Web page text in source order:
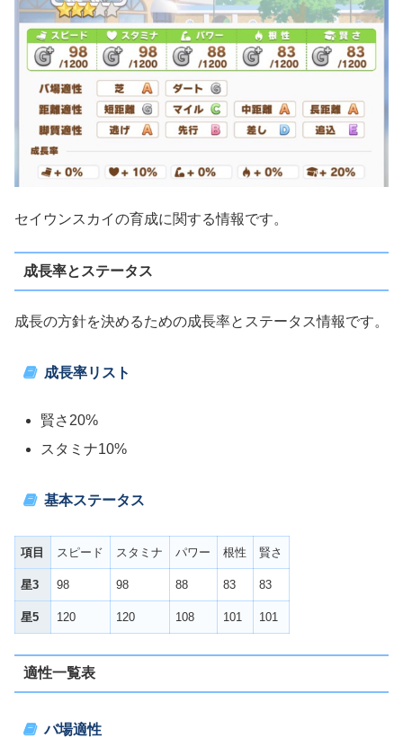
セイウンスカイの育成に関する情報です。
成長率とステータス
成長の方針を決めるための成長率とステータス情報です。
成長率リスト
賢さ20%
スタミナ10%
基本ステータス
項目 スピード スタミナ パワー 根性 賢さ
星3 98 98 88 83 83
星5 120 120 108 101 101
適性一覧表
バ場適性